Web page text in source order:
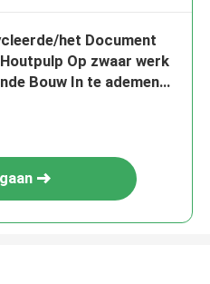
het Document
Op zwaar werk
Bouw In te ademen